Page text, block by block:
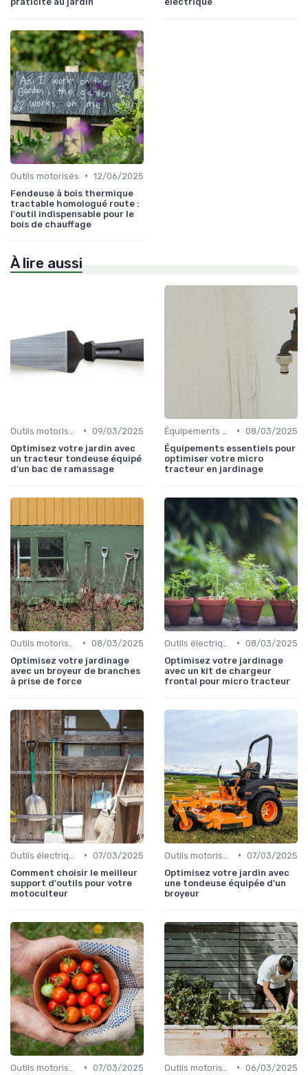
Outils motorisés • 12/06/2025
Fendeuse à bois thermique
tractable homologué route :
l'outil indispensable pour le
bois de chauffage
À lire aussi
• 09/03/2025
Optimisez votre jardin avec
un tracteur tondeuse équipé
d'un bac de ramassage
• 08/03/2025
Équipements essentiels pour
optimiser votre micro
tracteur en jardinage
• 08/03/2025
Optimisez votre jardinage
avec un broyeur de branches
à prise de force
• 08/03/2025
Optimisez votre jardinage
avec un kit de chargeur
frontal pour micro tracteur
• 07/03/2025
Comment choisir le meilleur
support d'outils pour votre
motoculteur
• 07/03/2025
Optimisez votre jardin avec
une tondeuse équipée d'un
broyeur
• 07/03/2025
• 06/03/2025